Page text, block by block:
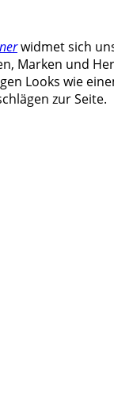
widmet sich
Marken und
Looks wie
zur Seite.